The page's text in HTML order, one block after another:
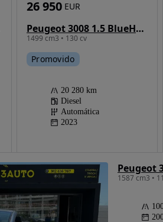
Peugeot 3008 1.5 BlueHDi Allure Pack EAT8
1499 cm3 • 130 cv
26 950 EUR
Promovido
20 280 km
Diesel
Automática
2023
Peugeot
1587 cm3 •